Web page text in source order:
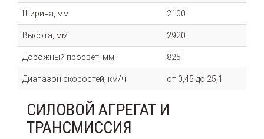
Ширина, мм 2100
Высота, мм 2920
Дорожный просвет, мм 825
Диапазон скоростей, км/ч от 0,45 до 25,1
СИЛОВОЙ АГРЕГАТ И
ТРАНСМИССИЯ